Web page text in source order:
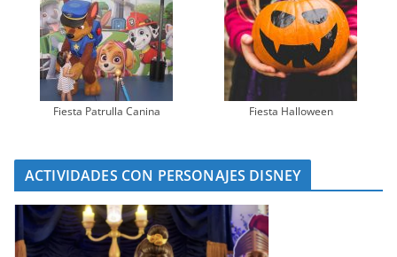
Fiesta Patrulla Canina Fiesta Halloween
ACTIVIDADES CON PERSONAJES DISNEY